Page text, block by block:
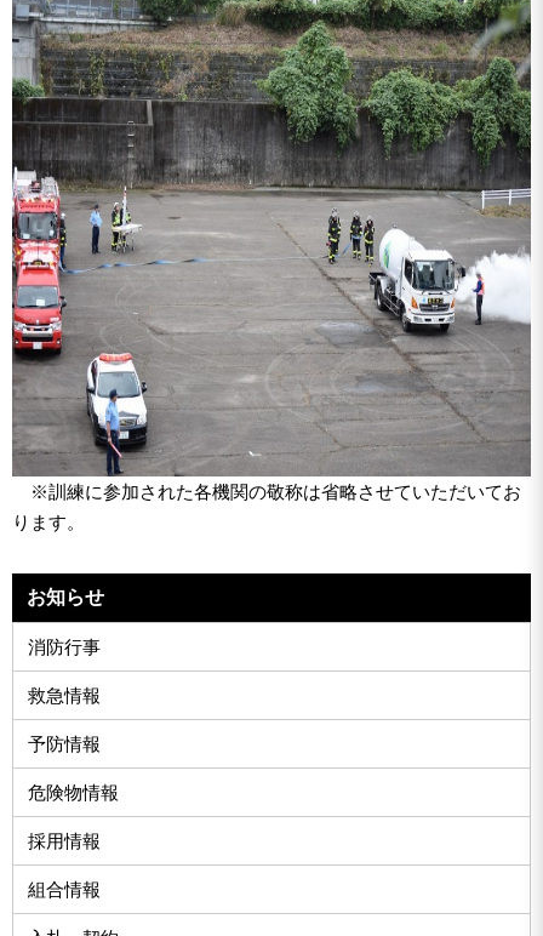
※訓練に参加された各機関の敬称は省略させていただいてお
ります。
お知らせ
消防行事
救急情報
予防情報
危険物情報
採用情報
組合情報